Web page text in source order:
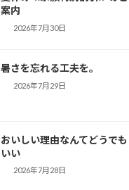
案内
2026年7月30日
暑さを忘れる工夫を。
2026年7月29日
おいしい理由なんてどうでも
いい
2026年7月28日